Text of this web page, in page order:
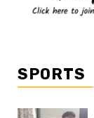
SPORTS